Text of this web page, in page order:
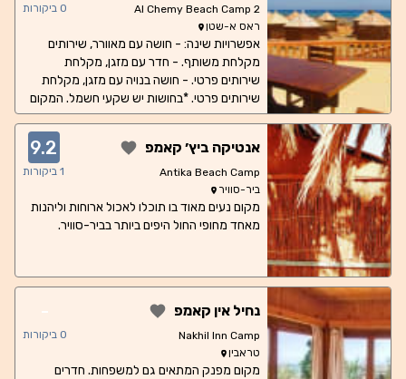
Al Chemy Beach Camp 2
ראס א-שטן
0 ביקורות
אפשרויות שינה: - חושה עם מאוורר, שירותים
מקלחת משותף. - חדר עם מזגן, מקלחת
שירותים פרטי. - חושה בנויה עם מזגן, מקלחת
שירותים פרטי. *בחושות יש שקעי חשמל. המקום
מכיל מקום ל: - זוגות . - שלשות. - משפחות. -
לא בחגים, יחידים. מיקום: - קמפ נמצא על רצועת
ראס אה שטן. - 45 דקות נסיעה מהגבול. - 10
דקות נסיעה מנוואיבה. אטרקציות: - טיולים לבלו
לאגון. - טיולים לרס אבו גאלום. - טיולים לוואדי
וואשוואשי. - נסיעה לשווקי לילה. - טיולי ג׳יפים. -
השכרת ציוד צלילה. - אפשר לקחת שנורקלים
לשני הכיוונים). - במסעדה יש ששבש, אינטרנט.
אנטיקה ביץ׳ קאמפ
Antika Beach Camp
ביר-סוויר
9.2
1 ביקורות
מקום נעים מאוד בו תוכלו לאכול ארוחות וליהנות
מאחד מחופי החול היפים ביותר בביר-סוויר.
נחיל אין קאמפ
Nakhil Inn Camp
טראבין
-
0 ביקורות
מקום מפנק המתאים גם למשפחות. חדרים